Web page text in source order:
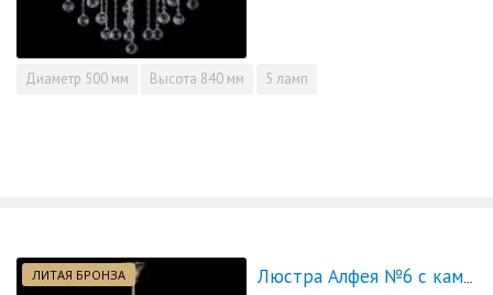
Диаметр 500 мм Высота 840 мм 5 ламп
ЛИТАЯ БРОНЗА Люстра Алфея №6 с камнем журавлик